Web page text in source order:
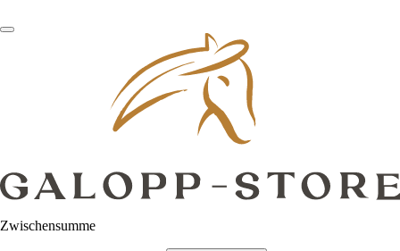
Zwischensumme